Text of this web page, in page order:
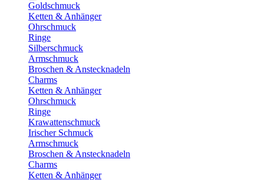
Goldschmuck
Ketten & Anhänger
Ohrschmuck
Ringe
Silberschmuck
Armschmuck
Broschen & Anstecknadeln
Charms
Ketten & Anhänger
Ohrschmuck
Ringe
Krawattenschmuck
Irischer Schmuck
Armschmuck
Broschen & Anstecknadeln
Charms
Ketten & Anhänger